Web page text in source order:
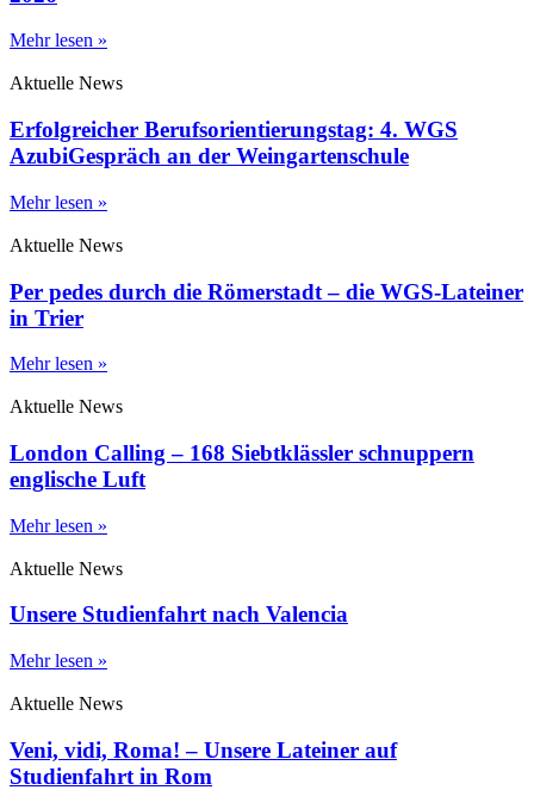
Mehr lesen »
Aktuelle News
Erfolgreicher Berufsorientierungstag: 4. WGS
AzubiGespräch an der Weingartenschule
Mehr lesen »
Aktuelle News
Per pedes durch die Römerstadt – die WGS-Lateiner
in Trier
Mehr lesen »
Aktuelle News
London Calling – 168 Siebtklässler schnuppern
englische Luft
Mehr lesen »
Aktuelle News
Unsere Studienfahrt nach Valencia
Mehr lesen »
Aktuelle News
Veni, vidi, Roma! – Unsere Lateiner auf
Studienfahrt in Rom